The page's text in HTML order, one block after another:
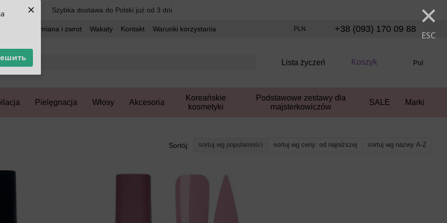
× ×
ESC
Szybka dostawa do Polski już od 3 dni
Wymiana i zwrot Wakaty Kontakt
Warunki korzystania
PLN +38 (093) 170 09 88
Lista życzeń Koszyk Pol
Pielęgnacja Włosy Akcesoria
Koreańskie
kosmetyki
Podstawowe zestawy dla
majsterkowiczów
SALE Marki
Sortój: sortuj wg popularności sortuj wg ceny: od najniższej sortuj wg nazwy A-Z